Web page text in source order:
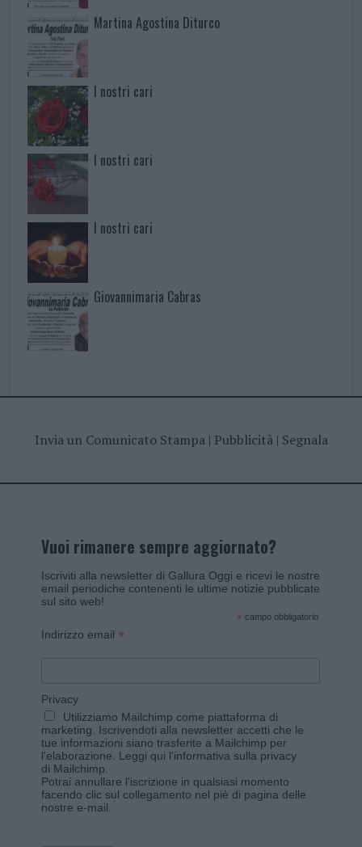
Martina Agostina Diturco
I nostri cari
I nostri cari
I nostri cari
Giovannimaria Cabras
Invia un Comunicato Stampa| Pubblicità| Segnala
Vuoi rimanere sempre aggiornato?
Iscriviti alla newsletter di Gallura Oggi e ricevi le nostre
email periodiche contenenti le ultime notizie pubblicate
sul sito web!
* campo obbligatorio
Indirizzo email *
Privacy
Utilizziamo Mailchimp come piattaforma di
marketing. Iscrivendoti alla newsletter accetti che le
tue informazioni siano trasferite a Mailchimp per
l'elaborazione. Leggi qui l'informativa sulla privacy
di Mailchimp
Potrai annullare l'iscrizione in qualsiasi momento
facendo clic sul collegamento nel piè di pagina delle
nostre e-mail.